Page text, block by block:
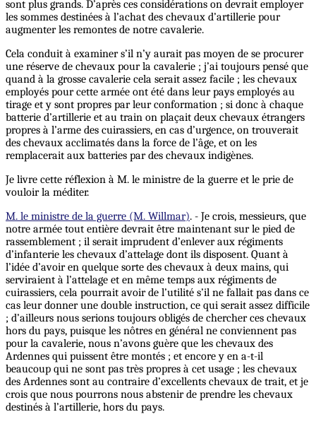
sont plus grands. D’après ces considérations on devrait employer
les sommes destinées à l’achat des chevaux d’artillerie pour
augmenter les remontes de notre cavalerie.
Cela conduit à examiner s’il n’y aurait pas moyen de se procurer
une réserve de chevaux pour la cavalerie ; j’ai toujours pensé que
quand à la grosse cavalerie cela serait assez facile ; les chevaux
employés pour cette armée ont été dans leur pays employés au
tirage et y sont propres par leur conformation ; si donc à chaque
batterie d’artillerie et au train on plaçait deux chevaux étrangers
propres à l’arme des cuirassiers, en cas d’urgence, on trouverait
des chevaux acclimatés dans la force de l’âge, et on les
remplacerait aux batteries par des chevaux indigènes.
Je livre cette réflexion à M. le ministre de la guerre et le prie de
vouloir la méditer.
M. le ministre de la guerre (M. Willmar). - Je crois, messieurs, que
notre armée tout entière devrait être maintenant sur le pied de
rassemblement ; il serait imprudent d’enlever aux régiments
d’infanterie les chevaux d’attelage dont ils disposent. Quant à
l’idée d’avoir en quelque sorte des chevaux à deux mains, qui
serviraient à l’attelage et en même temps aux régiments de
cuirassiers, cela pourrait avoir de l’utilité s’il ne fallait pas dans ce
cas leur donner une double instruction, ce qui serait assez difficile
; d’ailleurs nous serions toujours obligés de chercher ces chevaux
hors du pays, puisque les nôtres en général ne conviennent pas
pour la cavalerie, nous n’avons guère que les chevaux des
Ardennes qui puissent être montés ; et encore y en a-t-il
beaucoup qui ne sont pas très propres à cet usage ; les chevaux
des Ardennes sont au contraire d’excellents chevaux de trait, et je
crois que nous pourrons nous abstenir de prendre les chevaux
destinés à l’artillerie, hors du pays.